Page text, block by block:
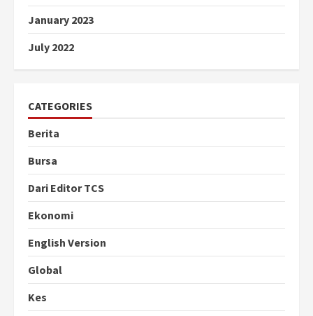
January 2023
July 2022
CATEGORIES
Berita
Bursa
Dari Editor TCS
Ekonomi
English Version
Global
Kes